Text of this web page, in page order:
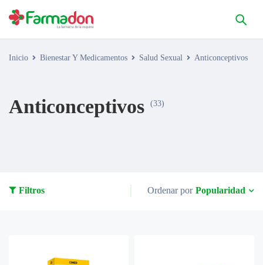
Inicio Bienestar Y Medicamentos Salud Sexual Anticonceptivos
Anticonceptivos (33)
Filtros Ordenar por Popularidad